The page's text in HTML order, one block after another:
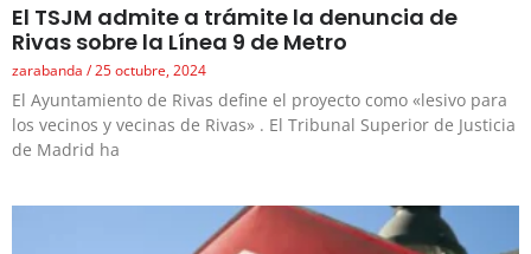
El TSJM admite a trámite la denuncia de
Rivas sobre la Línea 9 de Metro
zarabanda 25 octubre, 2024
El Ayuntamiento de Rivas define el proyecto como «lesivo para
los vecinos y vecinas de Rivas» . El Tribunal Superior de Justicia
de Madrid ha